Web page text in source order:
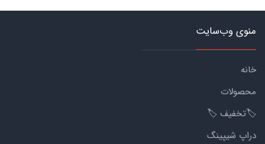
منوی وب‌سایت
خانه
محصولات
🏷️تخفیف 🏷️
دراپ شیپینگ